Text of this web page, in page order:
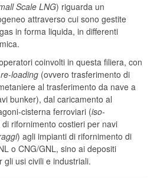
Scale LNG) riguarda un
attraverso cui sono gestite
in forma liquida, in differenti
coinvolti in questa filiera, con
re-loading (ovvero trasferimento di
al trasferimento da nave a
bunker), dal caricamento al
cisterna ferroviari (iso-
rifornimento costieri per navi
) agli impianti di rifornimento di
o CNG/GNL, sino ai depositi
usi civili e industriali.